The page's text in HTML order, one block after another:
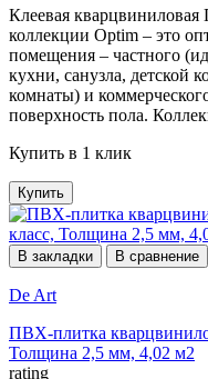
Клеевая
коллекции Optim – это
помещения – частного
кухни, санузла, детской
комнаты) и
поверхность пола.
Купить в 1 клик
Купить
В закладки В сравнение
De Art
ПВХ-плитка
Толщина 2,5 мм, 4,02 м2
rating